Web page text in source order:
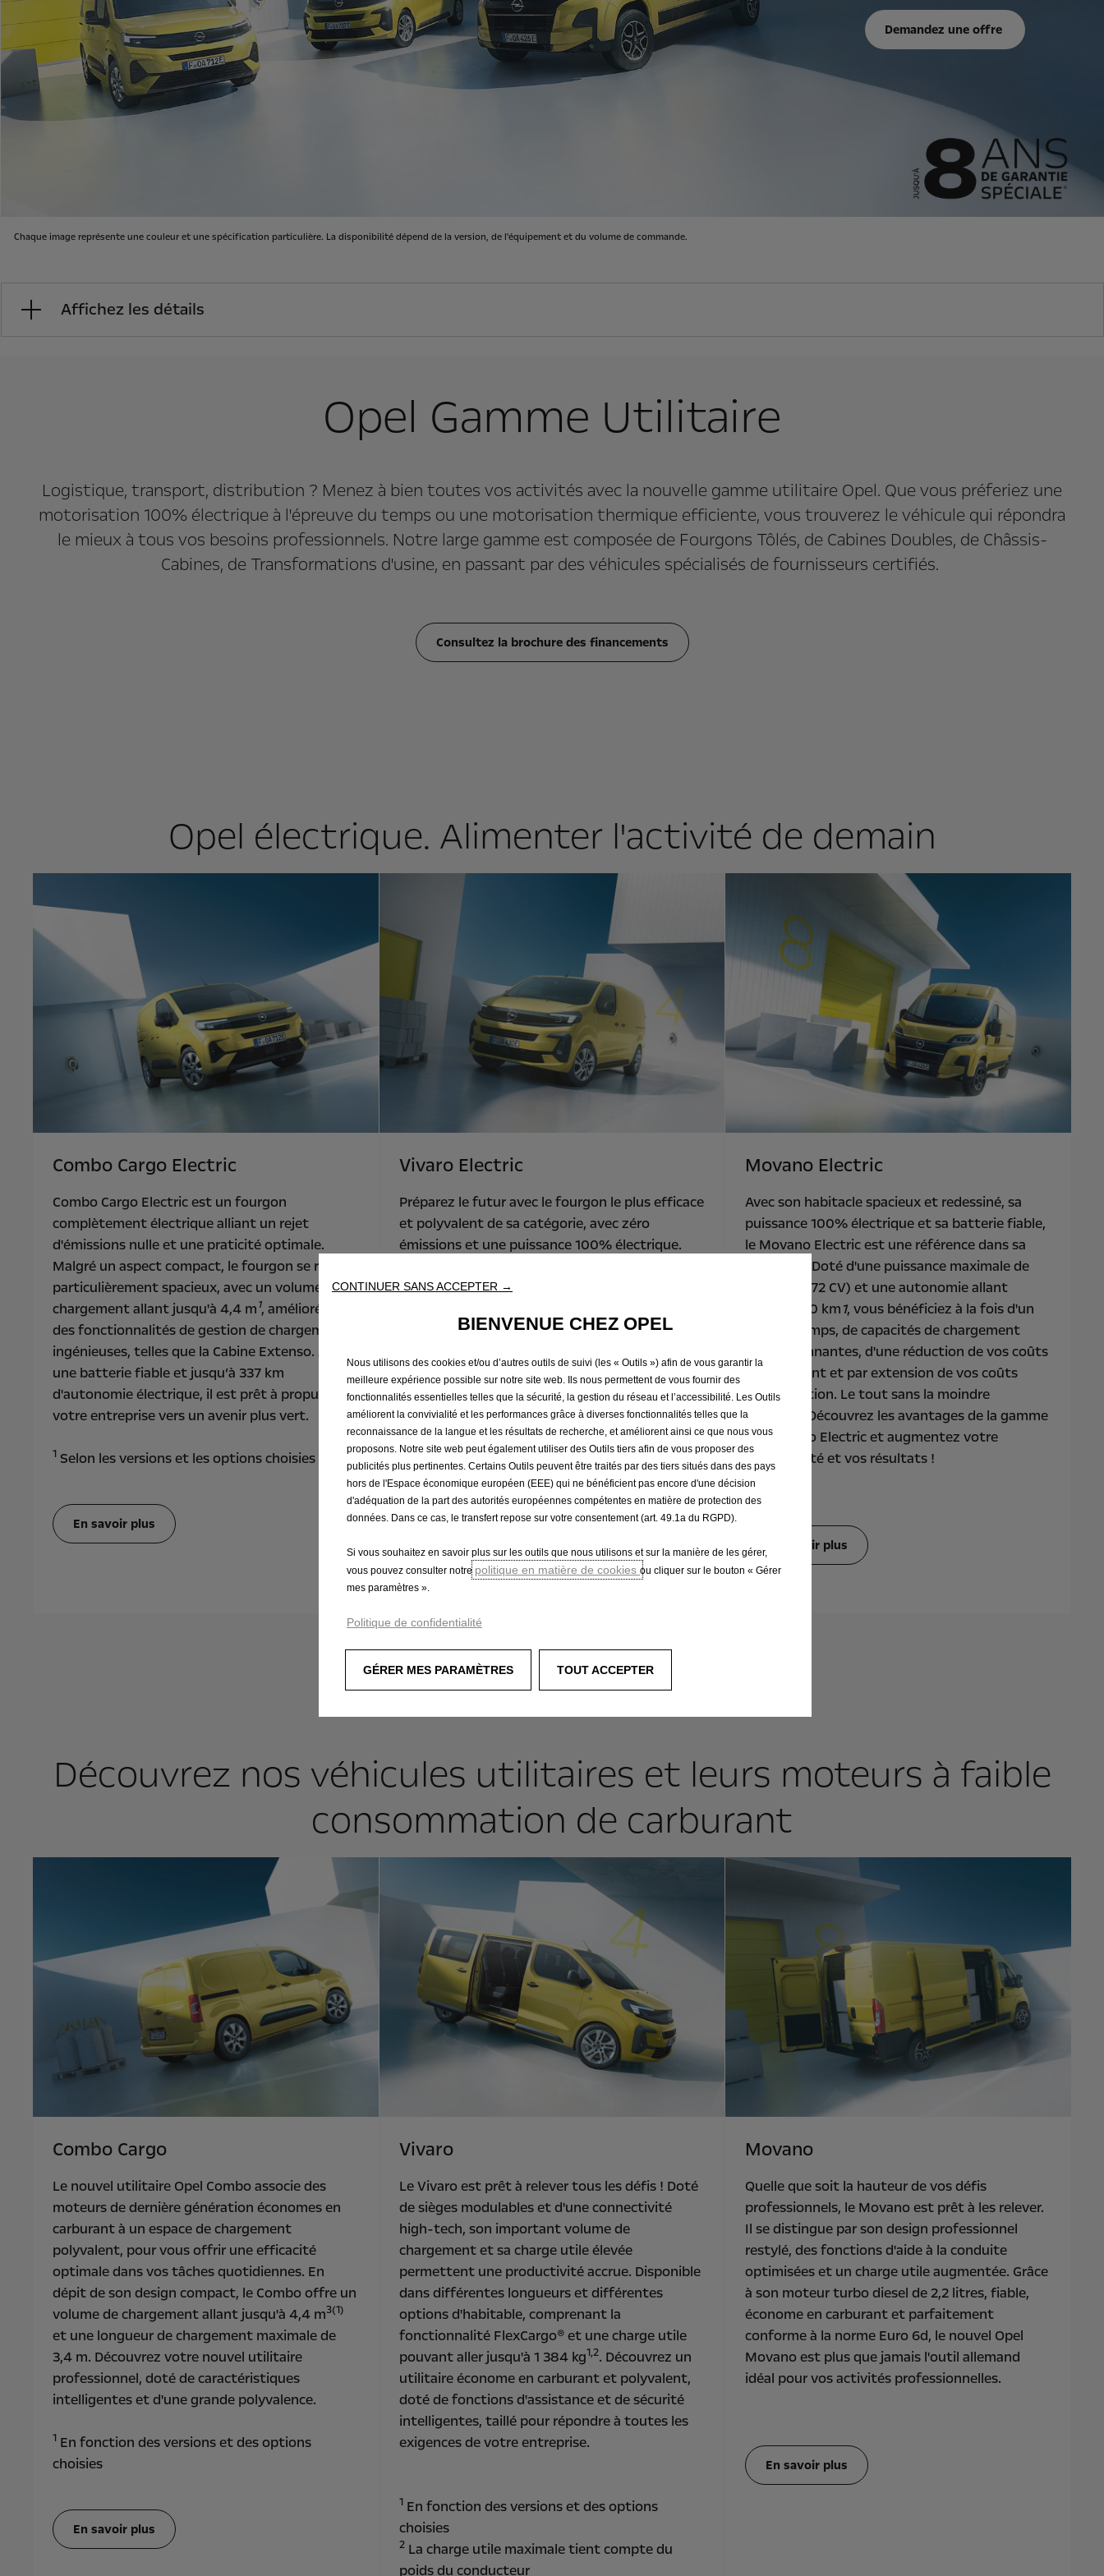
Chaque image représente une couleur et une spécification particulière. La disponibilité dépend de la version, de l'équipement et du volume de commande.
Demandez une offre
Affichez les détails
Opel Gamme Utilitaire
Logistique, transport, distribution ? Menez à bien toutes vos activités avec la nouvelle gamme utilitaire Opel. Que vous préferiez une
motorisation 100% électrique à l'épreuve du temps ou une motorisation thermique efficiente, vous trouverez le véhicule qui répondra
le mieux à tous vos besoins professionnels. Notre large gamme est composée de Fourgons Tôlés, de Cabines Doubles, de Châssis-
Cabines, de Transformations d'usine, en passant par des véhicules spécialisés de fournisseurs certifiés.
Consultez la brochure des financements
Opel électrique. Alimenter l'activité de demain
Combo Cargo Electric
Combo Cargo Electric est un fourgon
complètement électrique alliant un rejet
d'émissions nulle et une praticité optimale.
Malgré un aspect compact, le fourgon se révèle
particulièrement spacieux, avec un volume de
chargement allant jusqu'à 4,4 m1, amélioré par
des fonctionnalités de gestion de chargement
ingénieuses, telles que la Cabine Extenso. Avec
une batterie fiable et jusqu’à 337 km
d'autonomie électrique, il est prêt à propulser
votre entreprise vers un avenir plus vert.
1 Selon les versions et les options choisies
En savoir plus
Vivaro Electric
Préparez le futur avec le fourgon le plus efficace
et polyvalent de sa catégorie, avec zéro
émissions et une puissance 100% électrique.
quatre carrosseries différentes, deux longueurs
allant jusqu'à 350 km1. Doué d'une grande
263 kg2, ce fourgon répondra à tous vos besoins
de transport, qu'ils soient personnels ou
professionnels.
2Sur les modèles équipés d'une charge utile
augmentée, la charge utile maximale tient
compte du poids du conducteur.
En savoir plus
Movano Electric
Avec son habitacle spacieux et redessiné, sa
puissance 100% électrique et sa batterie fiable,
le Movano Electric est une référence dans sa
catégorie. Doté d'une puissance maximale de
200 kW (272 CV) et une autonomie allant
jusqu'à 430 km1, vous bénéficiez à la fois d'un
gain de temps, de capacités de chargement
impressionnantes, d'une réduction de vos coûts
de carburant et par extension de vos coûts
d'exploitation. Le tout sans la moindre
émission. Découvrez les avantages de la gamme
du Movano Electric et augmentez votre
productivité et vos résultats !
En savoir plus
Découvrez nos véhicules utilitaires et leurs moteurs à faible
consommation de carburant
Combo Cargo
Le nouvel utilitaire Opel Combo associe des
moteurs de dernière génération économes en
carburant à un espace de chargement
polyvalent, pour vous offrir une efficacité
optimale dans vos tâches quotidiennes. En
dépit de son design compact, le Combo offre un
volume de chargement allant jusqu'à 4,4 m3(1)
et une longueur de chargement maximale de
3,4 m. Découvrez votre nouvel utilitaire
professionnel, doté de caractéristiques
intelligentes et d'une grande polyvalence.
1 En fonction des versions et des options
choisies
En savoir plus
Vivaro
Le Vivaro est prêt à relever tous les défis ! Doté
de sièges modulables et d'une connectivité
high-tech, son important volume de
chargement et sa charge utile élevée
permettent une productivité accrue. Disponible
dans différentes longueurs et différentes
options d'habitable, comprenant la
fonctionnalité FlexCargo® et une charge utile
pouvant aller jusqu'à 1 384 kg1,2. Découvrez un
utilitaire économe en carburant et polyvalent,
doté de fonctions d'assistance et de sécurité
intelligentes, taillé pour répondre à toutes les
exigences de votre entreprise.
1En fonction des versions et des options
choisies
2La charge utile maximale tient compte du
poids du conducteur
Movano
Quelle que soit la hauteur de vos défis
professionnels, le Movano est prêt à les relever.
Il se distingue par son design professionnel
restylé, des fonctions d'aide à la conduite
optimisées et un charge utile augmentée. Grâce
à son moteur turbo diesel de 2,2 litres, fiable,
économe en carburant et parfaitement
conforme à la norme Euro 6d, le nouvel Opel
Movano est plus que jamais l'outil allemand
idéal pour vos activités professionnelles.
En savoir plus
CONTINUER SANS ACCEPTER →
BIENVENUE CHEZ OPEL
Nous utilisons des cookies et/ou d’autres outils de suivi (les « Outils ») afin de vous garantir la
meilleure expérience possible sur notre site web. Ils nous permettent de vous fournir des
fonctionnalités essentielles telles que la sécurité, la gestion du réseau et l’accessibilité. Les Outils
améliorent la convivialité et les performances grâce à diverses fonctionnalités telles que la
reconnaissance de la langue et les résultats de recherche, et améliorent ainsi ce que nous vous
proposons. Notre site web peut également utiliser des Outils tiers afin de vous proposer des
publicités plus pertinentes. Certains Outils peuvent être traités par des tiers situés dans des pays
hors de l'Espace économique européen (EEE) qui ne bénéficient pas encore d'une décision
d'adéquation de la part des autorités européennes compétentes en matière de protection des
données. Dans ce cas, le transfert repose sur votre consentement (art. 49.1a du RGPD).
Si vous souhaitez en savoir plus sur les outils que nous utilisons et sur la manière de les gérer,
vous pouvez consulter notre politique en matière de cookies ou cliquer sur le bouton « Gérer
mes paramètres ».
Politique de confidentialité
GÉRER MES PARAMÈTRES TOUT ACCEPTER